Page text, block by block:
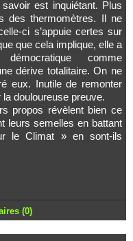
est inquiétant. Plus
des thermomètres. Il ne
ci s’appuie certes sur
que cela implique, elle a
comme
dérive totalitaire. On ne
eux. Inutile de remonter
douloureuse preuve.
propos révèlent bien ce
leurs semelles en battant
le Climat » en sont-ils
(0)